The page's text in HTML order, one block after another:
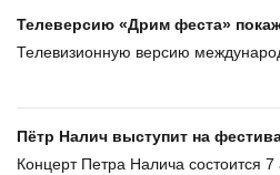
Телеверсию «Дрим феста»
Телевизионную версию
Пётр Налич выступит на
Концерт Петра Налича состоится 7